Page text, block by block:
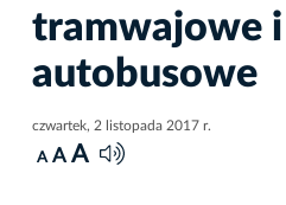
tramwajowe i
autobusowe
czwartek, 2 listopada 2017 r.
A A A